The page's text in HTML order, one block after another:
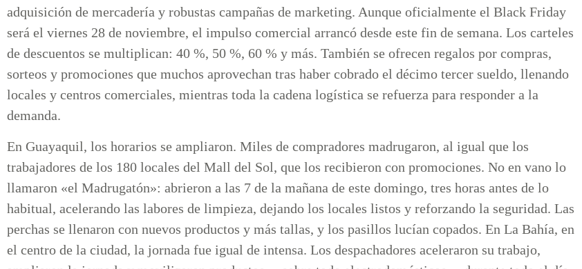
adquisición de mercadería y robustas campañas de marketing. Aunque oficialmente el Black Friday
será el viernes 28 de noviembre, el impulso comercial arrancó desde este fin de semana. Los carteles
de descuentos se multiplican: 40 %, 50 %, 60 % y más. También se ofrecen regalos por compras,
sorteos y promociones que muchos aprovechan tras haber cobrado el décimo tercer sueldo, llenando
locales y centros comerciales, mientras toda la cadena logística se refuerza para responder a la
demanda.
En Guayaquil, los horarios se ampliaron. Miles de compradores madrugaron, al igual que los
trabajadores de los 180 locales del Mall del Sol, que los recibieron con promociones. No en vano lo
llamaron «el Madrugatón»: abrieron a las 7 de la mañana de este domingo, tres horas antes de lo
habitual, acelerando las labores de limpieza, dejando los locales listos y reforzando la seguridad. Las
perchas se llenaron con nuevos productos y más tallas, y los pasillos lucían copados. En La Bahía, en
el centro de la ciudad, la jornada fue igual de intensa. Los despachadores aceleraron su trabajo,